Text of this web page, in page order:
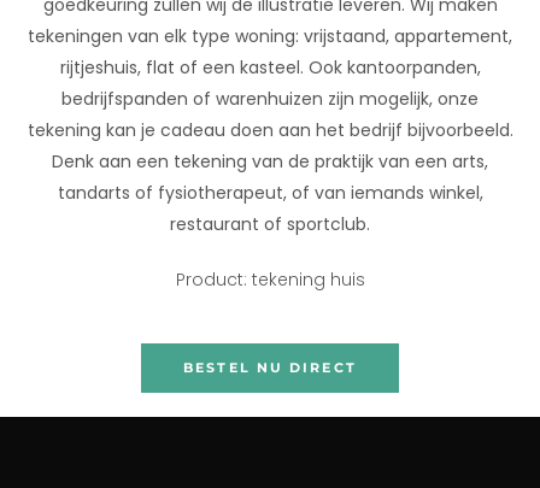
tekeningen van elk type woning: vrijstaand, appartement,
rijtjeshuis, flat of een kasteel. Ook kantoorpanden,
bedrijfspanden of warenhuizen zijn mogelijk, onze
tekening kan je cadeau doen aan het bedrijf bijvoorbeeld.
Denk aan een tekening van de praktijk van een arts,
tandarts of fysiotherapeut, of van iemands winkel,
restaurant of sportclub.
Product: tekening huis
BESTEL NU DIRECT